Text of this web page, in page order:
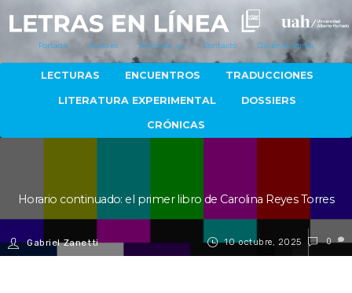
Portada Autores Artículos Contacto Quiénes Somos
LECTURAS ENCUENTROS TRADUCCIONES
LITERATURA EXPERIMENTAL DOSSIERS
CRÓNICAS
10 octubre, 2025
Horario continuado: el primer libro de Carolina Reyes Torres
Gabriel Zanetti 0